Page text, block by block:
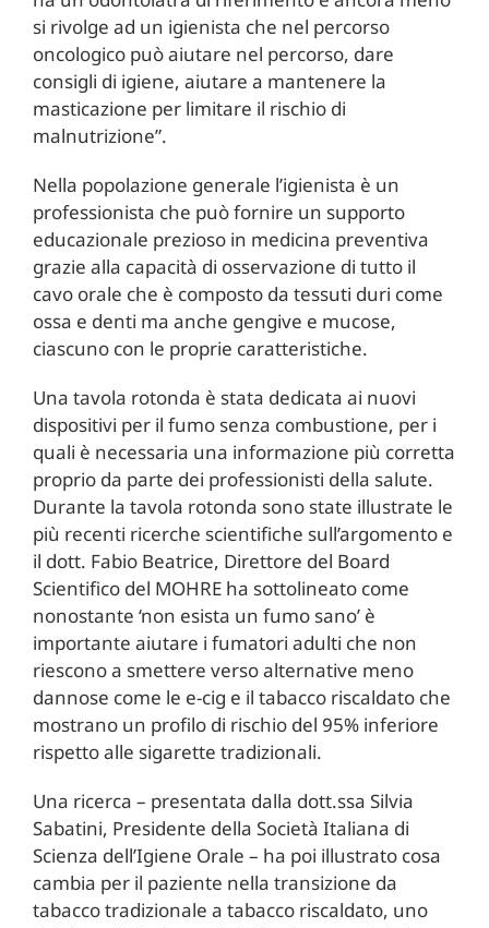
si rivolge ad un igienista che nel percorso
oncologico può aiutare nel percorso, dare
consigli di igiene, aiutare a mantenere la
masticazione per limitare il rischio di
malnutrizione”.
Nella popolazione generale l’igienista è un
professionista che può fornire un supporto
educazionale prezioso in medicina preventiva
grazie alla capacità di osservazione di tutto il
cavo orale che è composto da tessuti duri come
ossa e denti ma anche gengive e mucose,
ciascuno con le proprie caratteristiche.
Una tavola rotonda è stata dedicata ai nuovi
dispositivi per il fumo senza combustione, per i
quali è necessaria una informazione più corretta
proprio da parte dei professionisti della salute.
Durante la tavola rotonda sono state illustrate le
più recenti ricerche scientifiche sull’argomento e
il dott. Fabio Beatrice, Direttore del Board
Scientifico del MOHRE ha sottolineato come
nonostante ‘non esista un fumo sano’ è
importante aiutare i fumatori adulti che non
riescono a smettere verso alternative meno
dannose come le e-cig e il tabacco riscaldato che
mostrano un profilo di rischio del 95% inferiore
rispetto alle sigarette tradizionali.
Una ricerca – presentata dalla dott.ssa Silvia
Sabatini, Presidente della Società Italiana di
Scienza dell’Igiene Orale – ha poi illustrato cosa
cambia per il paziente nella transizione da
tabacco tradizionale a tabacco riscaldato, uno